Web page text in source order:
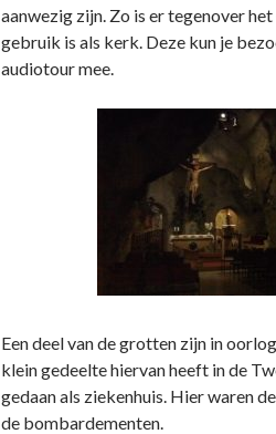
aanwezig zijn. Zo is er tegenover
gebruik is als kerk. Deze kun je
audiotour mee.
Een deel van de grotten zijn in
klein gedeelte hiervan heeft in de
gedaan als ziekenhuis. Hier waren
de bombardementen.